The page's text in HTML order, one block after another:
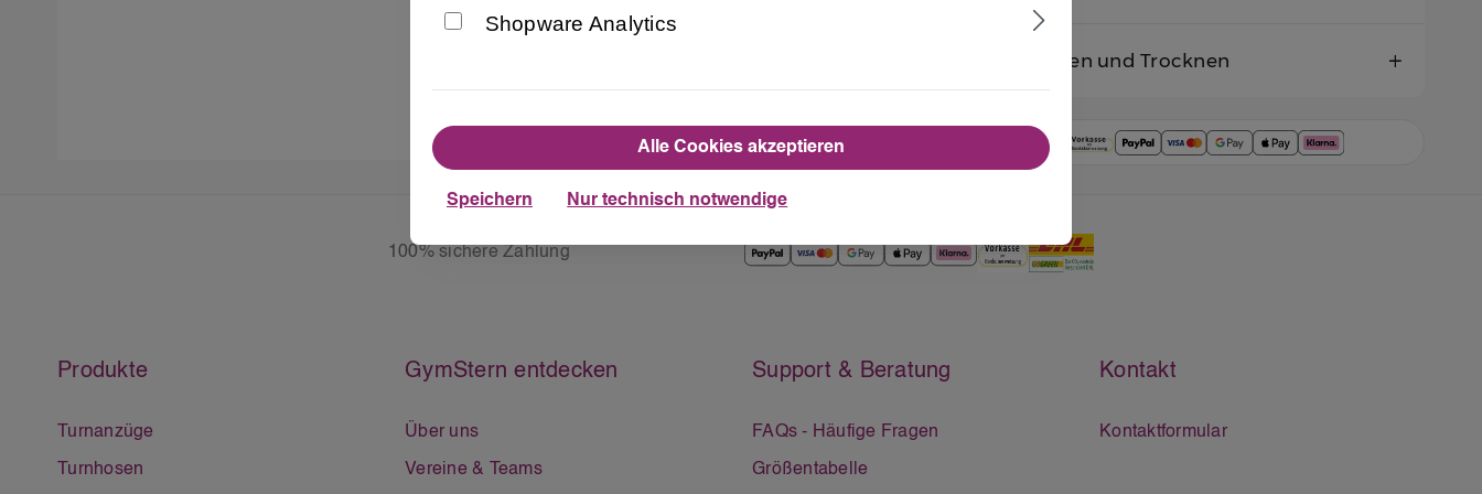
Waschen und Trocknen
100% sichere Zahlung
Produkte
Turnanzüge
Turnhosen
GymStern entdecken
Über uns
Vereine & Teams
Support & Beratung
FAQs - Häufige Fragen
Größentabelle
Kontakt
Kontaktformular
Shopware Analytics
Alle Cookies akzeptieren
Speichern Nur technisch notwendige